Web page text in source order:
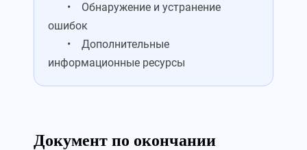
• Обнаружение и устранение
ошибок
• Дополнительные
информационные ресурсы
Документ по окончании